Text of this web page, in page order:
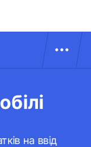
на ввід